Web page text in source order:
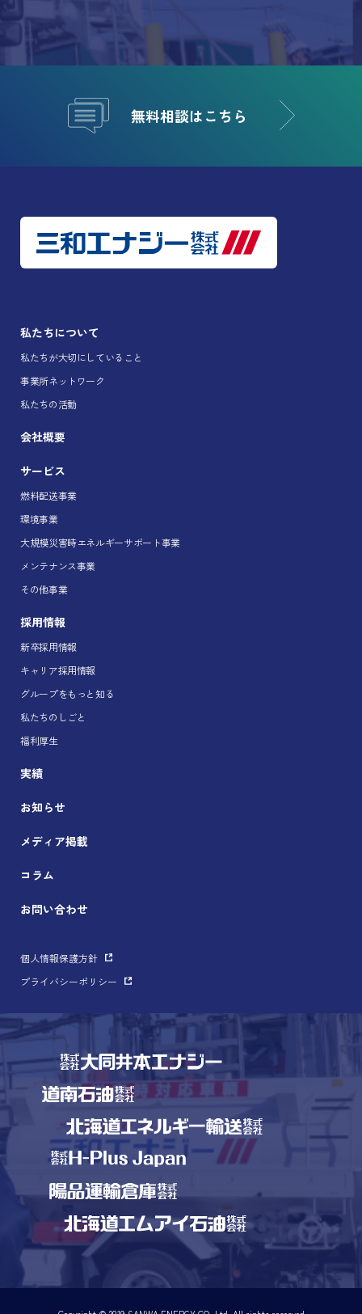
無料相談はこちら
私たちについて
私たちが大切にしていること
事業所ネットワーク
私たちの活動
会社概要
サービス
燃料配送事業
環境事業
大規模災害時エネルギーサポート事業
メンテナンス事業
その他事業
採用情報
新卒採用情報
キャリア採用情報
グループをもっと知る
私たちのしごと
福利厚生
実績
お知らせ
メディア掲載
コラム
お問い合わせ
個人情報保護方針
プライバシーポリシー